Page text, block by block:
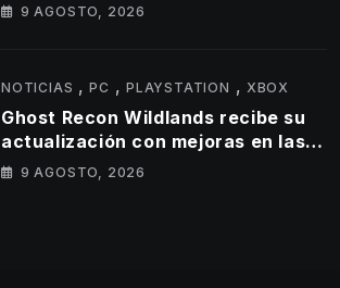
gacha
9 AGOSTO, 2026
NOTICIAS ,PC ,PLAYSTATION , XBOX
Ghost Recon Wildlands recibe su
actualización con mejoras en las
consolas actuales y una nueva
9 AGOSTO, 2026